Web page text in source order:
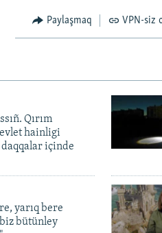
Paylaşmaq VPN-siz
Qırım
hainligi
daqqalar içinde
yarıq bere
bütünley